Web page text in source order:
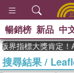
暢銷榜 新品 中
界指標大獎肯定！
搜尋結果/